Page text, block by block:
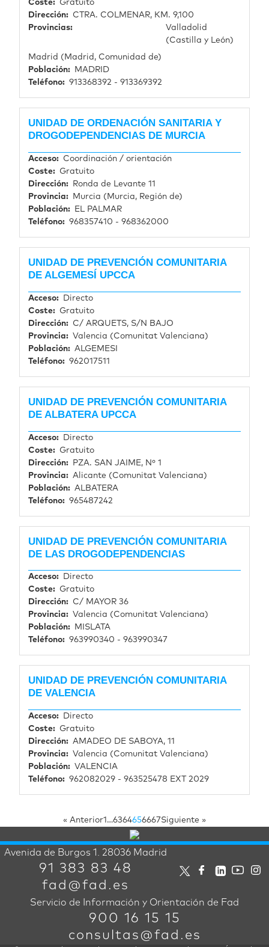
Coste
Gratuito
Dirección
CTRA. COLMENAR, KM. 9,100
Provincias
Valladolid
(Castilla y León)
Madrid (Madrid, Comunidad de)
Población
MADRID
Teléfono
913368392 - 913369392
UNIDAD DE ORDENACIÓN SANITARIA Y
DROGODEPENDENCIAS DE MURCIA
Acceso
Coordinación / orientación
Coste
Gratuito
Dirección
Ronda de Levante 11
Provincia
Murcia (Murcia, Región de)
Población
EL PALMAR
Teléfono
968357410 - 968362000
UNIDAD DE PREVENCIÓN COMUNITARIA
DE ALGEMESÍ UPCCA
Acceso
Directo
Coste
Gratuito
Dirección
C/ ARQUETS, S/N BAJO
Provincia
Valencia (Comunitat Valenciana)
Población
ALGEMESI
Teléfono
962017511
UNIDAD DE PREVENCIÓN COMUNITARIA
DE ALBATERA UPCCA
Acceso
Directo
Coste
Gratuito
Dirección
PZA. SAN JAIME, Nº 1
Provincia
Alicante (Comunitat Valenciana)
Población
ALBATERA
Teléfono
965487242
UNIDAD DE PREVENCIÓN COMUNITARIA
DE LAS DROGODEPENDENCIAS
Acceso
Directo
Coste
Gratuito
Dirección
C/ MAYOR 36
Provincia
Valencia (Comunitat Valenciana)
Población
MISLATA
Teléfono
963990340 - 963990347
UNIDAD DE PREVENCIÓN COMUNITARIA
DE VALENCIA
Acceso
Directo
Coste
Gratuito
Dirección
AMADEO DE SABOYA, 11
Provincia
Valencia (Comunitat Valenciana)
Población
VALENCIA
Teléfono
962082029 - 963525478 EXT 2029
« Anterior1 …6364656667Siguiente »
Avenida de Burgos 1. 28036 Madrid
91 383 83 48
fad@fad.es
Servicio de Información y Orientación de Fad
900 16 15 15
consultas@fad.es